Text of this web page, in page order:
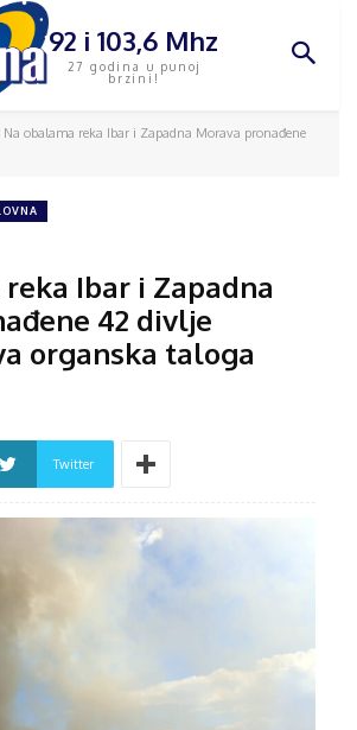
92 i 103,6 Mhz
27 godina u punoj
brzini!
Na obalama reka Ibar i Zapadna Morava pronađene
Ibar i Zapadna
42 divlje
organska taloga
Twitter